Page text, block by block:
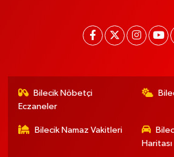
Bilecik Nöbetçi
Eczaneler
Bilecik Namaz Vakitleri
Haritası